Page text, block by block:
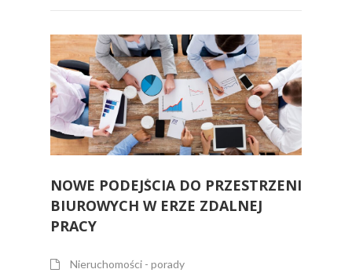
NOWE PODEJŚCIA DO PRZESTRZENI
BIUROWYCH W ERZE ZDALNEJ
PRACY
Nieruchomości - porady